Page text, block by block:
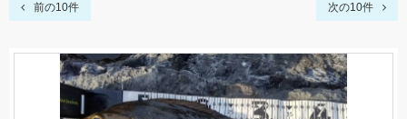
前の10件 次の10件